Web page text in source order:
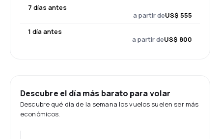
7 días antes
a partir deUS$ 555
1 día antes
a partir deUS$ 800
Descubre el día más barato para volar
Descubre qué día de la semana los vuelos suelen ser más
económicos.